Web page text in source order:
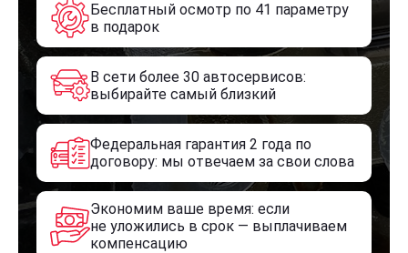
Бесплатный осмотр по 41 параметру
в подарок
В сети более 30 автосервисов:
выбирайте самый близкий
Федеральная гарантия 2 года по
договору: мы отвечаем за свои слова
Экономим ваше время: если
не уложились в срок — выплачиваем
компенсацию